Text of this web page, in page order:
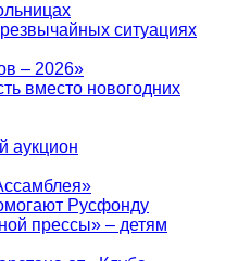
ситуациях
– 2026»
вместо новогодних
аукцион
Русфонду
прессы» – детям